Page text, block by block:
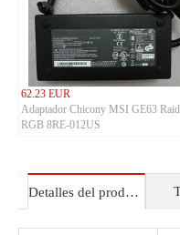
62.23 EUR
Adaptador Chicony MSI GE63
RGB 8RE-012US
Detalles del producto